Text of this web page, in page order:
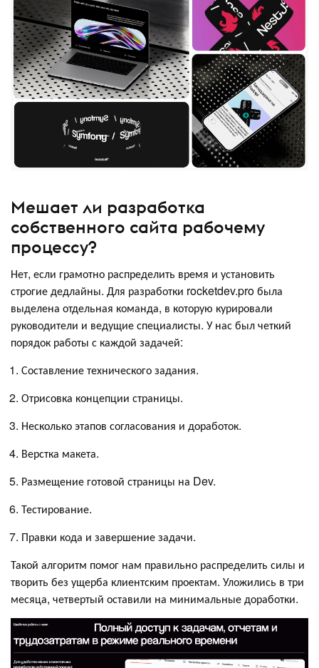
Мешает ли разработка
собственного сайта рабочему
процессу?
Нет, если грамотно распределить время и установить
строгие дедлайны. Для разработки rocketdev.pro была
выделена отдельная команда, в которую курировали
руководители и ведущие специалисты. У нас был четкий
порядок работы с каждой задачей:
Составление технического задания.
Отрисовка концепции страницы.
Несколько этапов согласования и доработок.
Верстка макета.
Размещение готовой страницы на Dev.
Тестирование.
Правки кода и завершение задачи.
Такой алгоритм помог нам правильно распределить силы и
творить без ущерба клиентским проектам. Уложились в три
месяца, четвертый оставили на минимальные доработки.